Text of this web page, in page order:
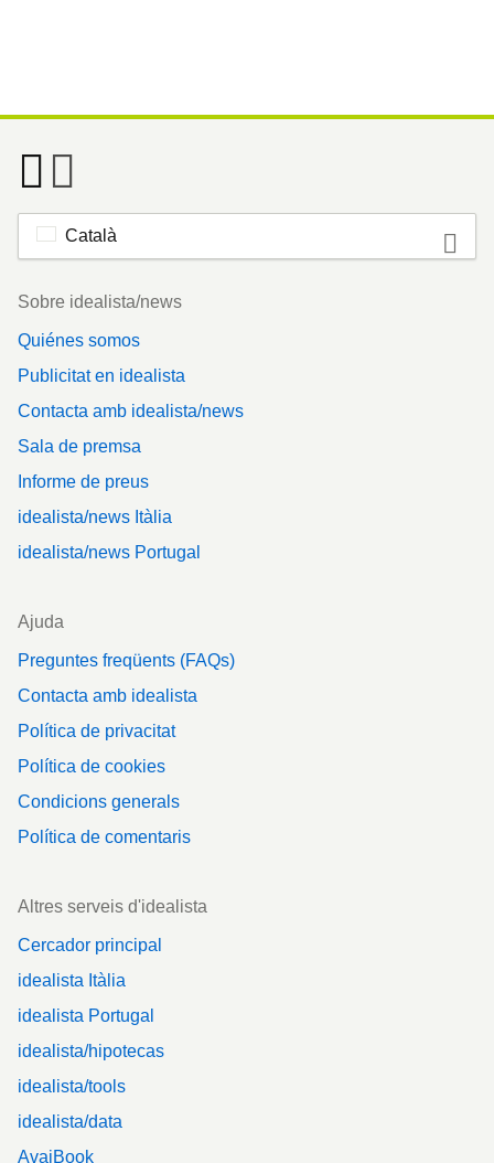
Català
Footer
Sobre idealista/news
Quiénes somos
Publicitat en idealista
Contacta amb idealista/news
Sala de premsa
Informe de preus
idealista/news Itàlia
idealista/news Portugal
Ajuda
Preguntes freqüents (FAQs)
Contacta amb idealista
Política de privacitat
Política de cookies
Condicions generals
Política de comentaris
Altres serveis d'idealista
Cercador principal
idealista Itàlia
idealista Portugal
idealista/hipotecas
idealista/tools
idealista/data
AvaiBook